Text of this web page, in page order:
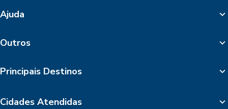
Ajuda
Outros
Principais Destinos
Cidades Atendidas